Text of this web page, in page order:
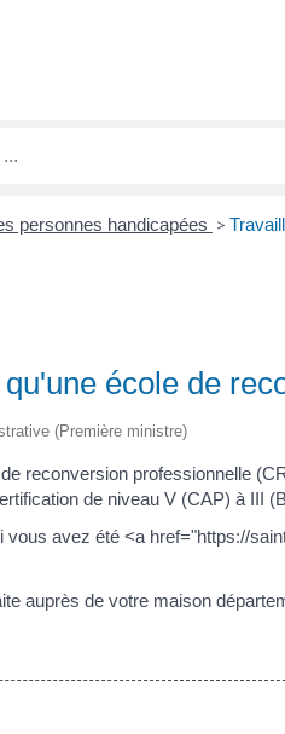
personnes handicapées >
école de
(Première ministre)
reconversion professionnelle
de niveau V (CAP) à III
avez été <a href="https://
auprès de votre maison